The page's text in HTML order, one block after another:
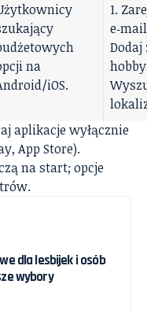
na
iOS.
1.
Dodaj
aplikacje wyłącznie
App Store).
na start; opcje
dla lesbijek i osób
wybory